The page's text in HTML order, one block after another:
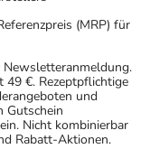
neuen
anwenden,
gilt auch für
gelegentlich
einige Zeit
(MRP) für
Newsletteranmeldung.
49 €. Rezeptpflichtige
und
Gutschein
Nicht kombinierbar
Rabatt-Aktionen.